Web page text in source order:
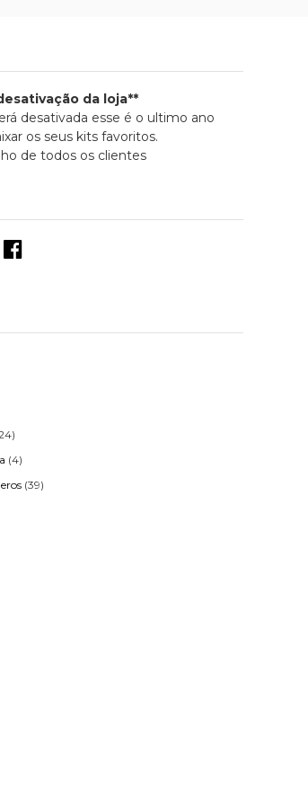
da loja**
desativada esse é o ultimo ano
os seus kits favoritos.
de todos os clientes
(4)
(39)